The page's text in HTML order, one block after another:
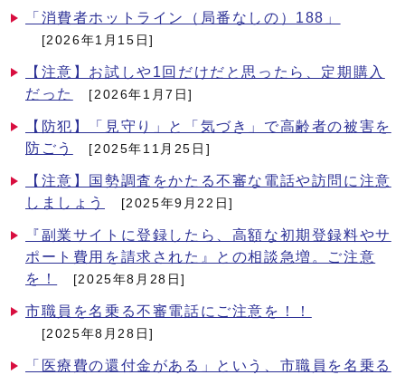
「消費者ホットライン（局番なしの）188」
[2026年1月15日]
【注意】お試しや1回だけだと思ったら、定期購入
だった
[2026年1月7日]
【防犯】「見守り」と「気づき」で高齢者の被害を
防ごう
[2025年11月25日]
【注意】国勢調査をかたる不審な電話や訪問に注意
しましょう
[2025年9月22日]
『副業サイトに登録したら、高額な初期登録料やサ
ポート費用を請求された』との相談急増。ご注意
を！
[2025年8月28日]
市職員を名乗る不審電話にご注意を！！
[2025年8月28日]
「医療費の還付金がある」という、市職員を名乗る